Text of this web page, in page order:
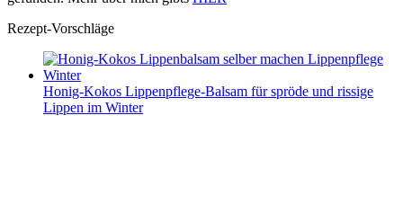
Rezept-Vorschläge
Honig-Kokos Lippenpflege-Balsam für spröde und rissige
Lippen im Winter